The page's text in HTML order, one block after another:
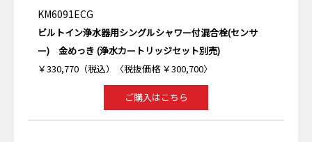
KM6091ECG
ビルトイン浄水器用シングルシャワー付混合栓(センサ
ー) 金めっき (浄水カートリッジセット別売)
￥330,770（税込）〈税抜価格 ￥300,700〉
ご購入はこちら